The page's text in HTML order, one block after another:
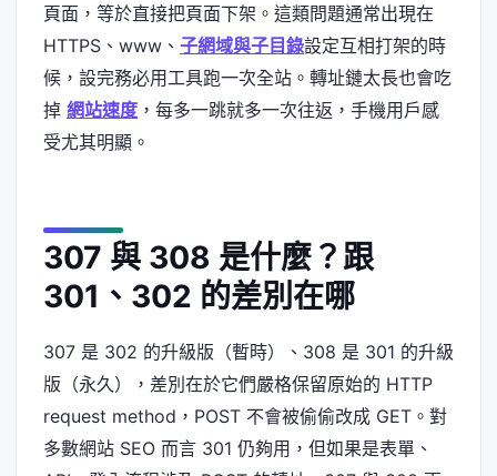
頁面，等於直接把頁面下架。這類問題通常出現在
HTTPS、www、 子網域與子目錄設定互相打架的時
候，設完務必用工具跑一次全站。轉址鏈太長也會吃
掉 網站速度 ，每多一跳就多一次往返，手機用戶感
受尤其明顯。
307 與 308 是什麼？跟
301、302 的差別在哪
307 是 302 的升級版（暫時）、308 是 301 的升級
版（永久），差別在於它們嚴格保留原始的 HTTP
request method，POST 不會被偷偷改成 GET。對
多數網站 SEO 而言 301 仍夠用，但如果是表單、